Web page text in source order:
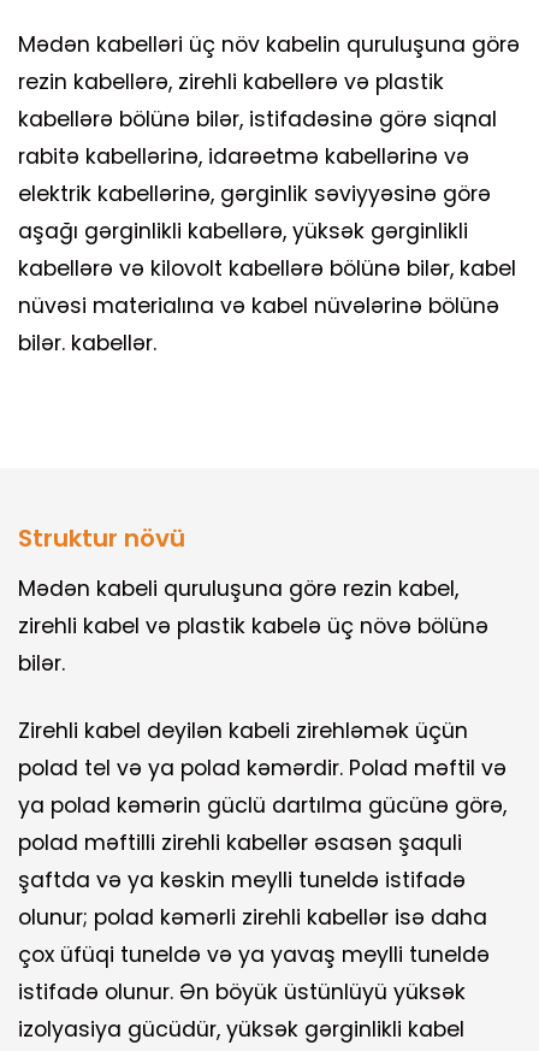
Mədən kabelləri üç növ kabelin quruluşuna görə
rezin kabellərə, zirehli kabellərə və plastik
kabellərə bölünə bilər, istifadəsinə görə siqnal
rabitə kabellərinə, idarəetmə kabellərinə və
elektrik kabellərinə, gərginlik səviyyəsinə görə
aşağı gərginlikli kabellərə, yüksək gərginlikli
kabellərə və kilovolt kabellərə bölünə bilər, kabel
nüvəsi materialına və kabel nüvələrinə bölünə
bilər. kabellər.
Struktur növü
Mədən kabeli quruluşuna görə rezin kabel,
zirehli kabel və plastik kabelə üç növə bölünə
bilər.
Zirehli kabel deyilən kabeli zirehləmək üçün
polad tel və ya polad kəmərdir. Polad məftil və
ya polad kəmərin güclü dartılma gücünə görə,
polad məftilli zirehli kabellər əsasən şaquli
şaftda və ya kəskin meylli tuneldə istifadə
olunur; polad kəmərli zirehli kabellər isə daha
çox üfüqi tuneldə və ya yavaş meylli tuneldə
istifadə olunur. Ən böyük üstünlüyü yüksək
izolyasiya gücüdür, yüksək gərginlikli kabel